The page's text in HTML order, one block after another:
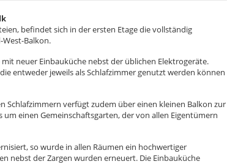
befindet sich in der ersten Etage die vollständig
Balkon.
neuer Einbauküche nebst der üblichen Elektrogeräte.
entweder jeweils als Schlafzimmer genutzt werden können
Schlafzimmern verfügt zudem über einen kleinen Balkon zur
um einen Gemeinschaftsgarten, der von allen Eigentümern
so wurde in allen Räumen ein hochwertiger
nebst der Zargen wurden erneuert. Die Einbauküche